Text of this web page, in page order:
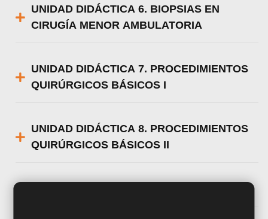
UNIDAD DIDÁCTICA 6. BIOPSIAS EN
CIRUGÍA MENOR AMBULATORIA
UNIDAD DIDÁCTICA 7. PROCEDIMIENTOS
QUIRÚRGICOS BÁSICOS I
UNIDAD DIDÁCTICA 8. PROCEDIMIENTOS
QUIRÚRGICOS BÁSICOS II